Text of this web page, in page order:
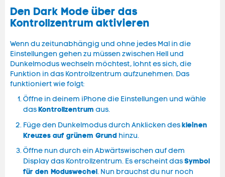
Den Dark Mode über das
Kontrollzentrum aktivieren
Wenn du zeitunabhängig und ohne jedes Mal in die
Einstellungen gehen zu müssen zwischen Hell und
Dunkelmodus wechseln möchtest, lohnt es sich, die
Funktion in das Kontrollzentrum aufzunehmen. Das
funktioniert wie folgt:
Öffne in deinem iPhone die Einstellungen und wähle
dasKontrollzentrum aus.
Füge den Dunkelmodus durch Anklicken deskleinen
Kreuzes auf grünem Grund hinzu.
Öffne nun durch ein Abwärtswischen auf dem
Display das Kontrollzentrum. Es erscheint dasSymbol
für den Moduswechel. Nun brauchst du nur noch